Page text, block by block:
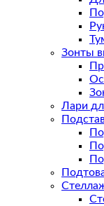
Зонты
Лари